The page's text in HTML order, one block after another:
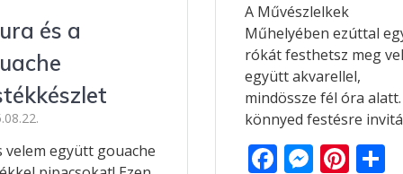
A Művészlelkek
Műhelyében ezúttal
rókát festhetsz meg
együtt akvarellel,
mindössze fél óra alatt.
könnyed festésre
F M Pi O
és a
velem együtt gouache